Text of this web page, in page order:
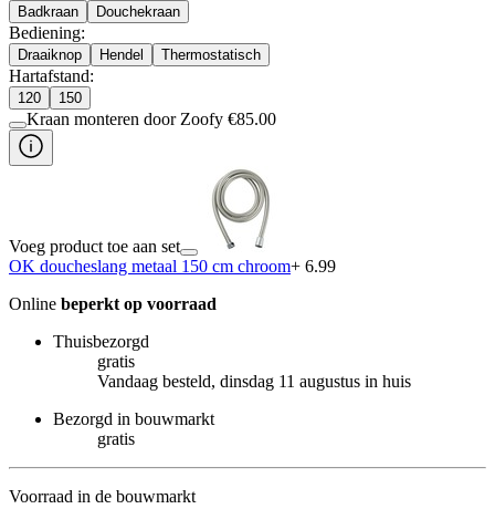
Badkraan Douchekraan
Bediening:
Draaiknop Hendel Thermostatisch
Hartafstand:
120 150
Kraan monteren door Zoofy €85.00
Voeg product toe aan set
OK doucheslang metaal 150 cm chroom+ 6.99
Online beperkt op voorraad
Thuisbezorgd
gratis
Vandaag besteld, dinsdag 11 augustus in huis
Bezorgd in bouwmarkt
gratis
Voorraad in de bouwmarkt